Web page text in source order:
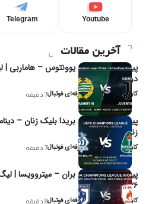
Youtube
Telegram
آخرین مقالات
پیش‌بینی و تحلیل یوونتوس – هاماربی |
دوم مرحله
کاوه نیک‌فر، تحلیل‌گر حرفه‌ای فوتبال7 دقیقه
زنان یوفا
کاوه نیک‌فر، تحلیل‌گر حرفه‌ای فوتبال7 دقیقه
پیش‌بینی و تحلیل بران – میتروویسا |
۲۰۲۶
کاوه نیک‌فر، تحلیل‌گر حرفه‌ای فوتبال8 دقیقه